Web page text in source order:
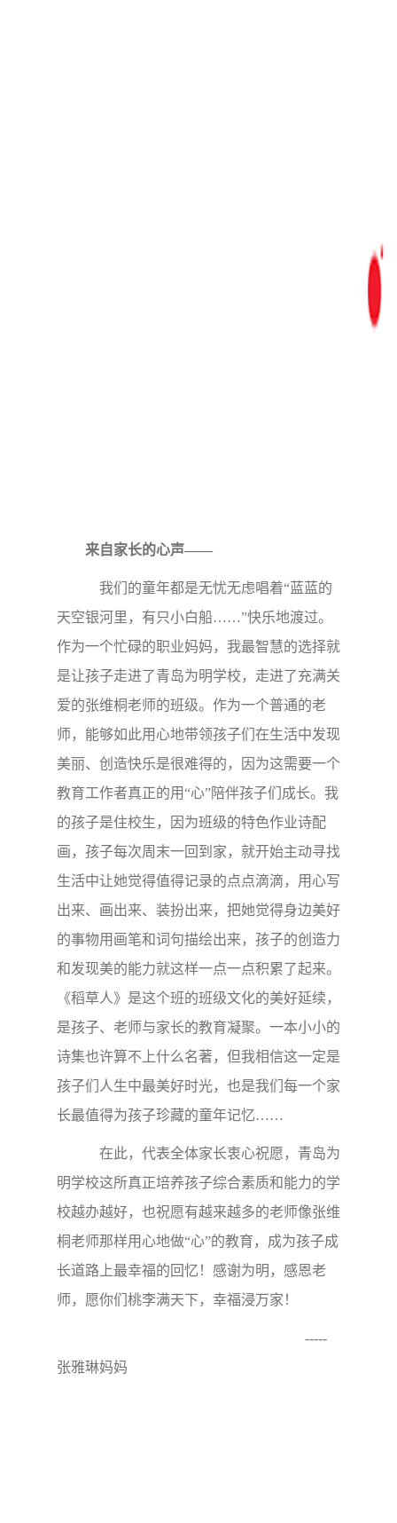
来自家长的心声——
我们的童年都是无忧无虑唱着“蓝蓝的
天空银河里，有只小白船……”快乐地渡过。
作为一个忙碌的职业妈妈，我最智慧的选择就
是让孩子走进了青岛为明学校，走进了充满关
爱的张维桐老师的班级。作为一个普通的老
师，能够如此用心地带领孩子们在生活中发现
美丽、创造快乐是很难得的，因为这需要一个
教育工作者真正的用“心”陪伴孩子们成长。我
的孩子是住校生，因为班级的特色作业诗配
画，孩子每次周末一回到家，就开始主动寻找
生活中让她觉得值得记录的点点滴滴，用心写
出来、画出来、装扮出来，把她觉得身边美好
的事物用画笔和词句描绘出来，孩子的创造力
和发现美的能力就这样一点一点积累了起来。
《稻草人》是这个班的班级文化的美好延续，
是孩子、老师与家长的教育凝聚。一本小小的
诗集也许算不上什么名著，但我相信这一定是
孩子们人生中最美好时光，也是我们每一个家
长最值得为孩子珍藏的童年记忆……
在此，代表全体家长衷心祝愿，青岛为
明学校这所真正培养孩子综合素质和能力的学
校越办越好，也祝愿有越来越多的老师像张维
桐老师那样用心地做“心”的教育，成为孩子成
长道路上最幸福的回忆！感谢为明，感恩老
师，愿你们桃李满天下，幸福浸万家！
-----
张雅琳妈妈